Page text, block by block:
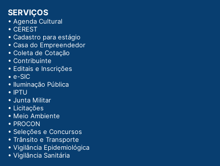
SERVIÇOS
• Agenda Cultural
• CEREST
• Cadastro para estágio
• Casa do Empreendedor
• Coleta de Cotação
• Contribuinte
• Editais e Inscrições
• e-SIC
• Iluminação Pública
• IPTU
• Junta Militar
• Licitações
• Meio Ambiente
• PROCON
• Seleções e Concursos
• Trânsito e Transporte
• Vigilância Epidemiológica
• Vigilância Sanitária